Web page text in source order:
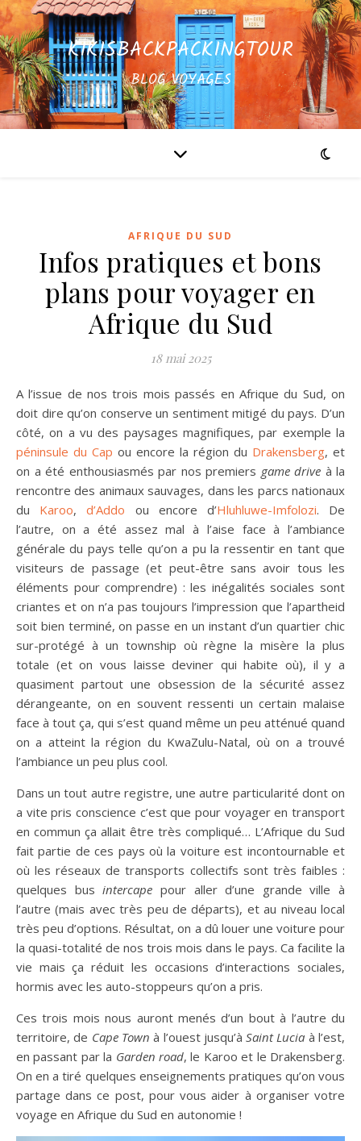
KIKISBACKPACKINGTOUR
BLOG VOYAGES
AFRIQUE DU SUD
Infos pratiques et bons
plans pour voyager en
Afrique du Sud
18 mai 2025
A l’issue de nos trois mois passés en Afrique du Sud, on
doit dire qu’on conserve un sentiment mitigé du pays. D’un
côté, on a vu des paysages magnifiques, par exemple la
péninsule du Cap ou encore la région du Drakensberg, et
on a été enthousiasmés par nos premiers game drive à la
rencontre des animaux sauvages, dans les parcs nationaux
du Karoo,d’Addo ou encore d’Hluhluwe-Imfolozi. De
l’autre, on a été assez mal à l’aise face à l’ambiance
générale du pays telle qu’on a pu la ressentir en tant que
visiteurs de passage (et peut-être sans avoir tous les
éléments pour comprendre) : les inégalités sociales sont
criantes et on n’a pas toujours l’impression que l’apartheid
soit bien terminé, on passe en un instant d’un quartier chic
sur-protégé à un township où règne la misère la plus
totale (et on vous laisse deviner qui habite où), il y a
quasiment partout une obsession de la sécurité assez
dérangeante, on en souvent ressenti un certain malaise
face à tout ça, qui s’est quand même un peu atténué quand
on a atteint la région du KwaZulu-Natal, où on a trouvé
l’ambiance un peu plus cool.
Dans un tout autre registre, une autre particularité dont on
a vite pris conscience c’est que pour voyager en transport
en commun ça allait être très compliqué… L’Afrique du Sud
fait partie de ces pays où la voiture est incontournable et
où les réseaux de transports collectifs sont très faibles :
quelques busintercape pour aller d’une grande ville à
l’autre (mais avec très peu de départs), et au niveau local
très peu d’options. Résultat, on a dû louer une voiture pour
la quasi-totalité de nos trois mois dans le pays. Ca facilite la
vie mais ça réduit les occasions d’interactions sociales,
hormis avec les auto-stoppeurs qu’on a pris.
Ces trois mois nous auront menés d’un bout à l’autre du
territoire, de Cape Town à l’ouest jusqu’àSaint Lucia à l’est,
en passant par la Garden road, le Karoo et le Drakensberg.
On en a tiré quelques enseignements pratiques qu’on vous
partage dans ce post, pour vous aider à organiser votre
voyage en Afrique du Sud en autonomie !